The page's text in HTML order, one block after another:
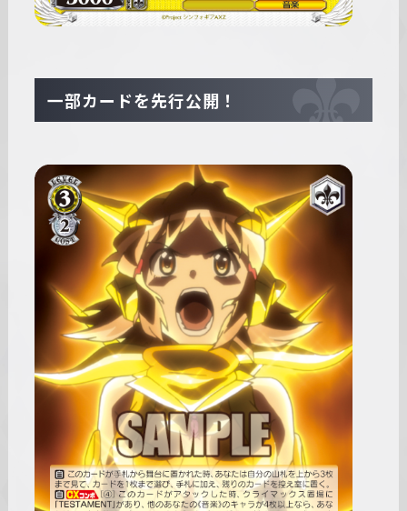
一部カードを先行公開！